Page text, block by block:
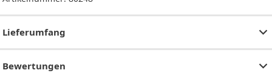
Lieferumfang
Bewertungen